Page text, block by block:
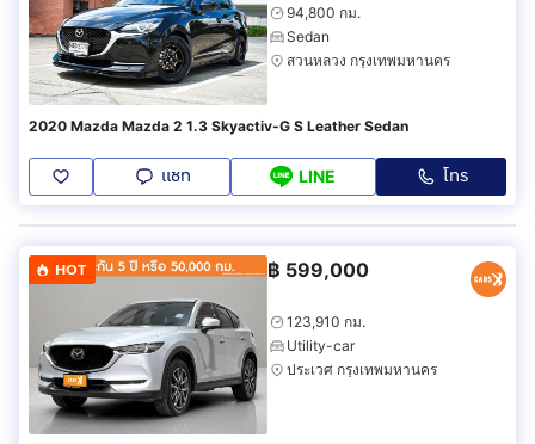
94,800 กม.
Sedan
สวนหลวง กรุงเทพมหานคร
2020 Mazda Mazda 2 1.3 Skyactiv-G S Leather Sedan
แชท LINE โทร
HOT ฿ 599,000
123,910 กม.
Utility-car
ประเวศ กรุงเทพมหานคร